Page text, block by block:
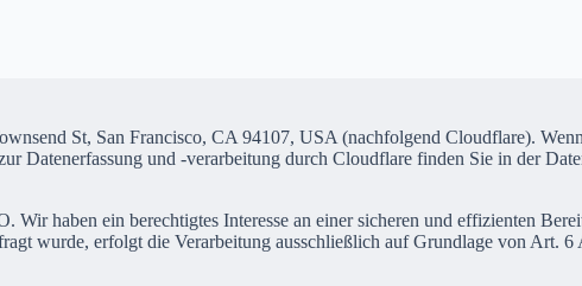
St, San Francisco, CA 94107, USA (nachfolgend Cloudflare).
Datenerfassung und -verarbeitung durch Cloudflare finden Sie in der
haben ein berechtigtes Interesse an einer sicheren und effizienten
wurde, erfolgt die Verarbeitung ausschließlich auf Grundlage von Art.